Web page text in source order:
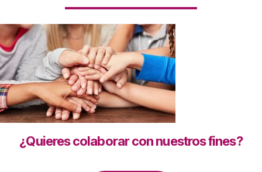
¿Quieres colaborar con nuestros fines?